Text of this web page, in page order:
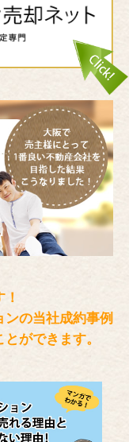
の当社成約事例
ができます。